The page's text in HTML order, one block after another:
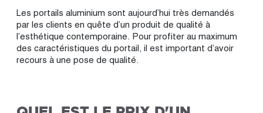
Les portails aluminium sont aujourd’hui très demandés
par les clients en quête d’un produit de qualité à
l’esthétique contemporaine. Pour profiter au maximum
des caractéristiques du portail, il est important d’avoir
recours à une pose de qualité.